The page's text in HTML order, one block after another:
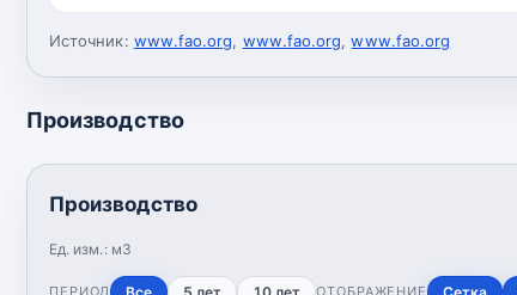
Источник: www.fao.org, www.fao.org,www.fao.org
Производство
Производство
Ед. изм.: м3
ПЕРИОД Все 5 лет 10 лет ОТОБРАЖЕНИЕ Сетка